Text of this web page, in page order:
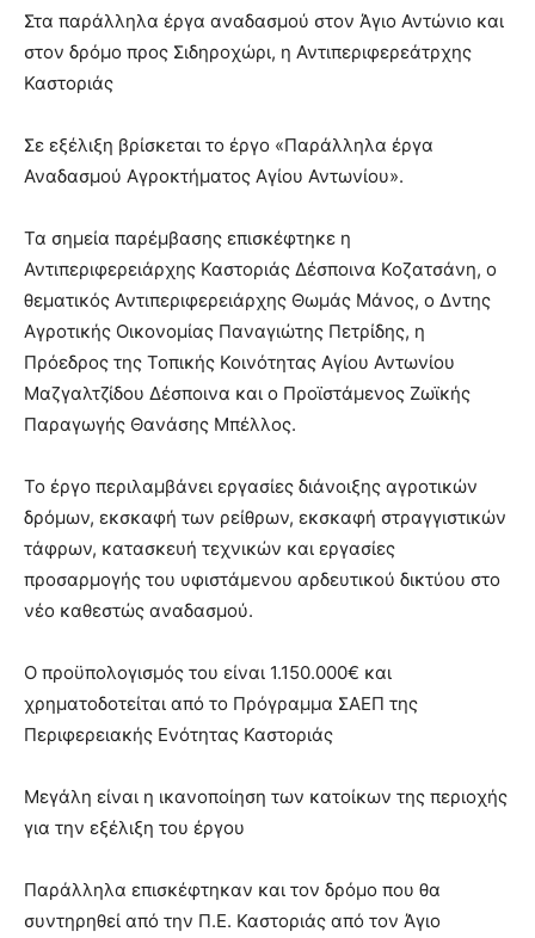
Στα παράλληλα έργα αναδασμού στον Άγιο Αντώνιο και
στον δρόμο προς Σιδηροχώρι, η Αντιπεριφερεάτρχης
Καστοριάς
Σε εξέλιξη βρίσκεται το έργο «Παράλληλα έργα
Αναδασμού Αγροκτήματος Αγίου Αντωνίου».
Τα σημεία παρέμβασης επισκέφτηκε η
Αντιπεριφερειάρχης Καστοριάς Δέσποινα Κοζατσάνη, ο
θεματικός Αντιπεριφερειάρχης Θωμάς Μάνος, ο Δντης
Αγροτικής Οικονομίας Παναγιώτης Πετρίδης, η
Πρόεδρος της Τοπικής Κοινότητας Αγίου Αντωνίου
Μαζγαλτζίδου Δέσποινα και ο Προϊστάμενος Ζωϊκής
Παραγωγής Θανάσης Μπέλλος.
Το έργο περιλαμβάνει εργασίες διάνοιξης αγροτικών
δρόμων, εκσκαφή των ρείθρων, εκσκαφή στραγγιστικών
τάφρων, κατασκευή τεχνικών και εργασίες
προσαρμογής του υφιστάμενου αρδευτικού δικτύου στο
νέο καθεστώς αναδασμού.
Ο προϋπολογισμός του είναι 1.150.000€ και
χρηματοδοτείται από το Πρόγραμμα ΣΑΕΠ της
Περιφερειακής Ενότητας Καστοριάς
Μεγάλη είναι η ικανοποίηση των κατοίκων της περιοχής
για την εξέλιξη του έργου
Παράλληλα επισκέφτηκαν και τον δρόμο που θα
συντηρηθεί από την Π.Ε. Καστοριάς από τον Άγιο